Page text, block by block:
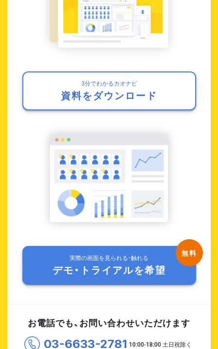
3分でわかるカオナビ
資料をダウンロード
実際の画面を見られる・触れる
デモ・トライアルを希望
お電話でも、お問い合わせいただけます
03-6633-2781